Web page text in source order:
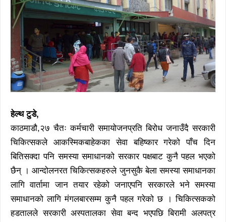
हेल्थ टुडे,
काठमाडौ,२७ चैतः कर्मचारी समायोजनप्रति बिरोध जनाउँदै सरकारी
चिकित्सकले आकस्मिकबाहेकका सेवा बहिष्कार गरेको पाँच दिन
बितिसक्दा पनि समस्या समाधानको सरकार पक्षबाट कुनै पहल भएको
छैन् । आन्दोलनरत चिकित्सकहरुले जुनसुकै बेला समस्या समाधानका
लागि वार्तामा जान तयार रहेको जनाएपनि सरकारले भने समस्या
समाधानको लागि मंगलबारसम्म कुनै पहल गरेको छ । चिकित्सकको
हडतालले सरकारी अस्पतालका सेवा बन्द भएपछि बिरामी अलपत्र